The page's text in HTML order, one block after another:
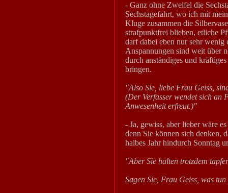
- Ganz ohne Zweifel die
Sechstagefahrt, wo ich mit
Kluge zusammen die
strafpunktfrei blieben, etliche
darf dabei eben nur sehr wenig
Anspannungen sind weit über
durch anständiges und
bringen.
"Also Sie, liebe Frau Geiss,
(Der Verfasser wendet sich an
Anwesenheit erfreut.)"
- Ja, gewiss, aber lieber wäre
denn Sie können sich denken,
halbes Jahr hindurch Sonntag
"Aber Sie halten trotzdem
Sagen Sie, Frau Geiss, was